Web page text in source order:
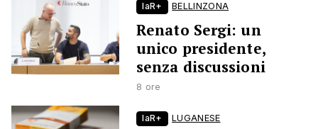
laR+ BELLINZONA
Renato Sergi: un
unico presidente,
senza discussioni
8 ore
laR+ LUGANESE